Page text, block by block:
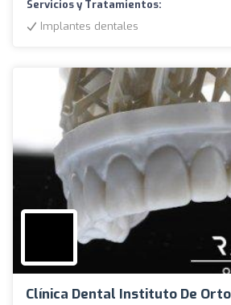
Servicios y Tratamientos:
Implantes dentales
Clínica Dental Instituto De